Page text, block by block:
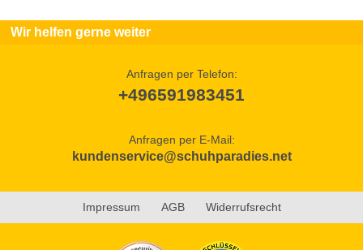
Wir helfen gerne weiter
Anfragen per Telefon:
+496591983451
Anfragen per E-Mail:
kundenservice@schuhparadies.net
Impressum AGB Widerrufsrecht